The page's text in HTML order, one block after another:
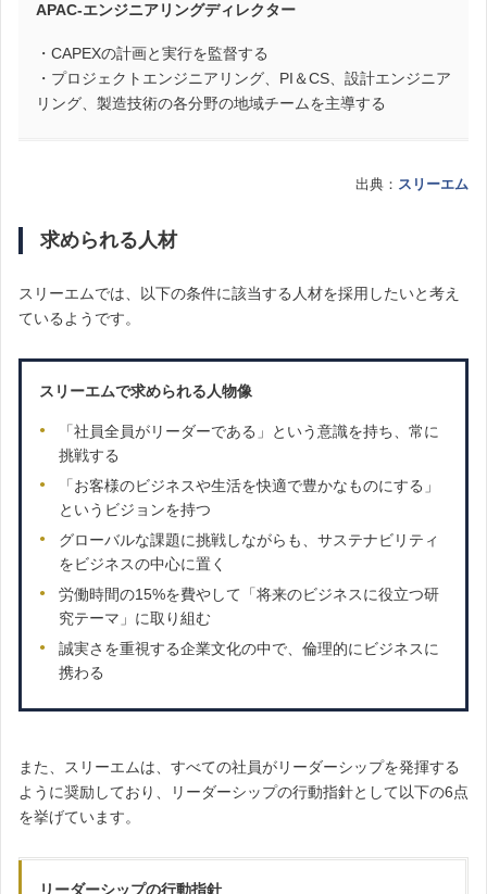
APAC-エンジニアリングディレクター
・CAPEXの計画と実行を監督する
・プロジェクトエンジニアリング、PI＆CS、設計エンジニア
リング、製造技術の各分野の地域チームを主導する
出典： スリーエム
求められる人材
スリーエムでは、以下の条件に該当する人材を採用したいと考え
ているようです。
スリーエムで求められる人物像
「社員全員がリーダーである」という意識を持ち、常に
挑戦する
「お客様のビジネスや生活を快適で豊かなものにする」
というビジョンを持つ
グローバルな課題に挑戦しながらも、サステナビリティ
をビジネスの中心に置く
労働時間の15%を費やして「将来のビジネスに役立つ研
究テーマ」に取り組む
誠実さを重視する企業文化の中で、倫理的にビジネスに
携わる
また、スリーエムは、すべての社員がリーダーシップを発揮する
ように奨励しており、リーダーシップの行動指針として以下の6点
を挙げています。
リーダーシップの行動指針